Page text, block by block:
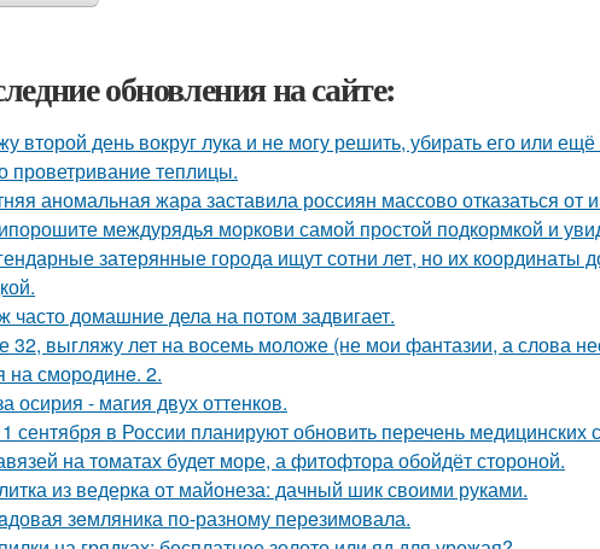
обновления на сайте:
второй день вокруг лука и не могу решить, убирать его или ещё
проветривание теплицы.
аномальная жара заставила россиян массово отказаться от
междурядья моркови самой простой подкормкой и
затерянные города ищут сотни лет, но их координаты
часто домашние дела на потом задвигает.
32, выгляжу лет на восемь моложе (не мои фантазии, а слова
на сморoдинe. 2.
осирия - магия двух оттенков.
сентября в России планируют обновить перечень медицинских
на томатах будет море, а фитофтора обойдёт стороной.
из ведерка от майонеза: дачный шик своими руками.
зeмляника по-разному перeзимовала.